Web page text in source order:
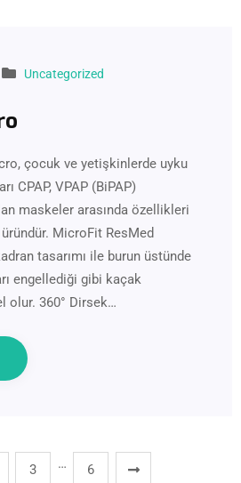
Uncategorized
çocuk ve yetişkinlerde uyku
CPAP, VPAP (BiPAP)
maskeler arasında özellikleri
MicroFit ResMed
tasarımı ile burun üstünde
engellediği gibi kaçak
olur. 360° Dirsek…
3 … 6